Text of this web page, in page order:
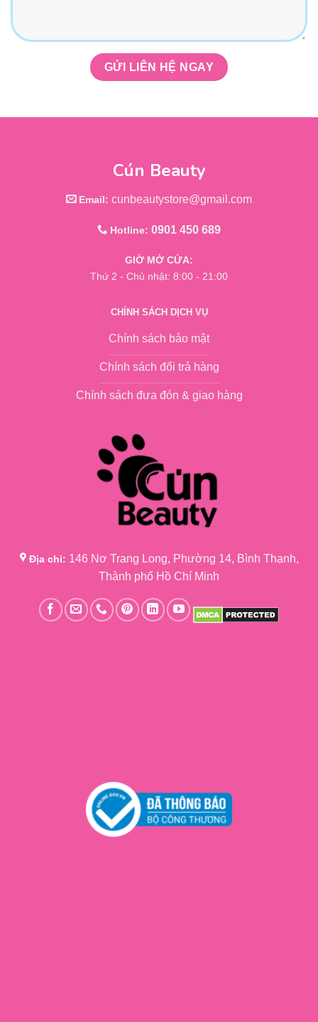
Cún Beauty
Email: cunbeautystore@gmail.com
Hotline: 0901 450 689
GIỜ MỞ CỬA:
Thứ 2 - Chủ nhật: 8:00 - 21:00
CHÍNH SÁCH DỊCH VỤ
Chính sách bảo mật
Chính sách đổi trả hàng
Chính sách đưa đón & giao hàng
Địa chỉ: 146 Nơ Trang Long, Phường 14, Bình Thạnh,
Thành phố Hồ Chí Minh